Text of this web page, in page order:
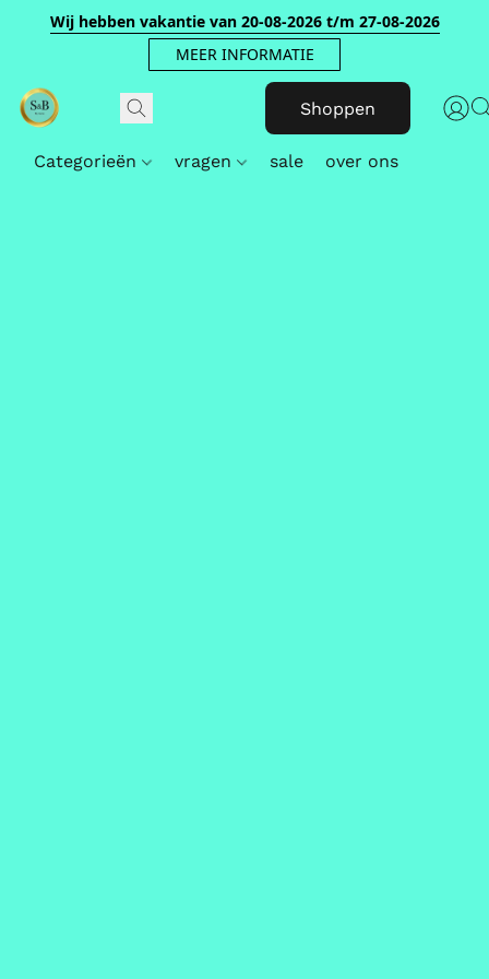
Wij hebben vakantie van 20-08-2026 t/m 27-08-2026
MEER INFORMATIE
Shoppen
Categorieën vragen sale over ons